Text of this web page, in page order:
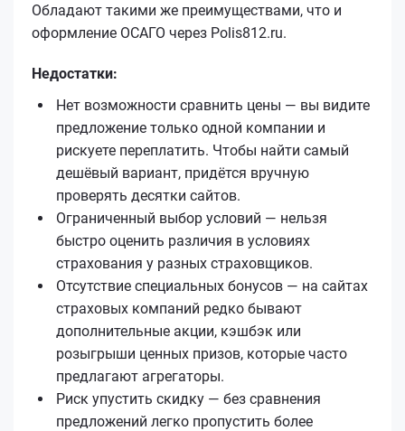
Обладают такими же преимуществами, что и
оформление ОСАГО через Polis812.ru.
Недостатки:
Нет возможности сравнить цены — вы видите
предложение только одной компании и
рискуете переплатить. Чтобы найти самый
дешёвый вариант, придётся вручную
проверять десятки сайтов.
Ограниченный выбор условий — нельзя
быстро оценить различия в условиях
страхования у разных страховщиков.
Отсутствие специальных бонусов — на сайтах
страховых компаний редко бывают
дополнительные акции, кэшбэк или
розыгрыши ценных призов, которые часто
предлагают агрегаторы.
Риск упустить скидку — без сравнения
предложений легко пропустить более